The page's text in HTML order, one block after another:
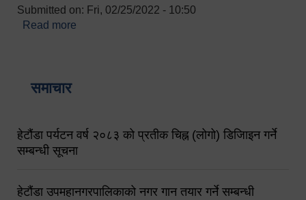
Submitted on: Fri, 02/25/2022 - 10:50
Read more
समाचार
हेटौंडा पर्यटन वर्ष २०८३ को प्रतीक चिह्न (लोगो) डिजिाइन गर्ने
सम्बन्धी सूचना
हेटौंडा उपमहानगरपालिकाको नगर गान तयार गर्ने सम्बन्धी